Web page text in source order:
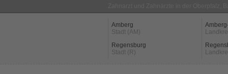
Amberg
Stadt (AM)
Regensburg
Stadt (R)